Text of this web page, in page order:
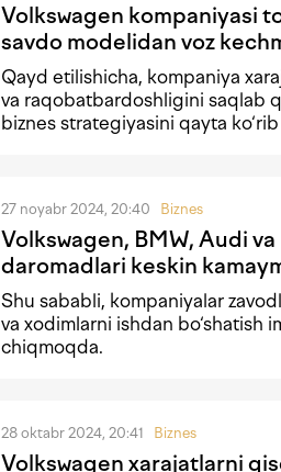
Volkswagen kompaniyasi
savdo modelidan voz
Qayd etilishicha, kompaniya
va raqobatbardoshligini saqlab
biznes strategiyasini qayta
27 noyabr 2024, 20:40 Biznes
Volkswagen, BMW, Audi
daromadlari keskin
Shu sababli, kompaniyalar
va xodimlarni ishdan bo‘shatish
chiqmoqda.
28 oktabr 2024, 20:41 Biznes
Volkswagen xarajatlarni